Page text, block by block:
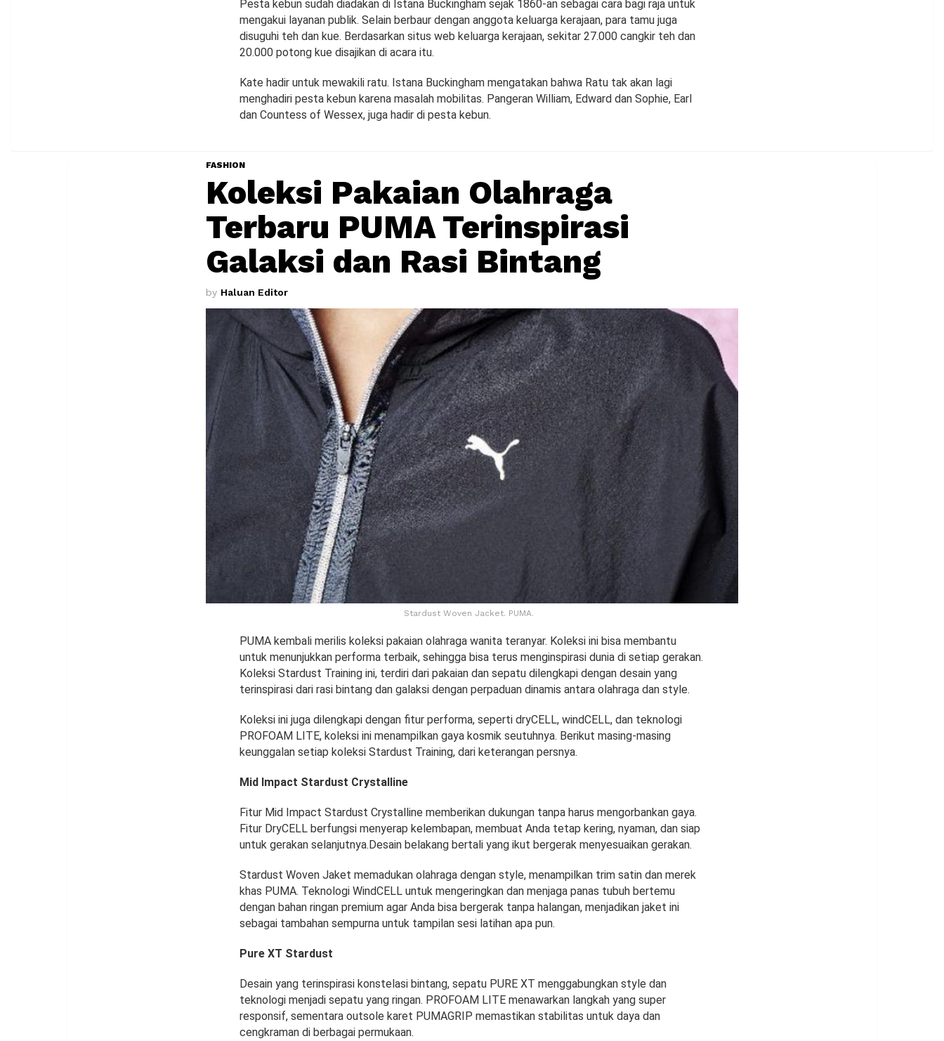
Pesta kebun sudah diadakan di Istana Buckingham sejak 1860-an sebagai cara bagi raja untuk
mengakui layanan publik. Selain berbaur dengan anggota keluarga kerajaan, para tamu juga
disuguhi teh dan kue. Berdasarkan situs web keluarga kerajaan, sekitar 27.000 cangkir teh dan
20.000 potong kue disajikan di acara itu.
Kate hadir untuk mewakili ratu. Istana Buckingham mengatakan bahwa Ratu tak akan lagi
menghadiri pesta kebun karena masalah mobilitas. Pangeran William, Edward dan Sophie, Earl
dan Countess of Wessex, juga hadir di pesta kebun.
FASHION
Koleksi Pakaian Olahraga
Terbaru PUMA Terinspirasi
Galaksi dan Rasi Bintang
by Haluan Editor
Stardust Woven Jacket. PUMA.
PUMA kembali merilis koleksi pakaian olahraga wanita teranyar. Koleksi ini bisa membantu
untuk menunjukkan performa terbaik, sehingga bisa terus menginspirasi dunia di setiap gerakan.
Koleksi Stardust Training ini, terdiri dari pakaian dan sepatu dilengkapi dengan desain yang
terinspirasi dari rasi bintang dan galaksi dengan perpaduan dinamis antara olahraga dan style.
Koleksi ini juga dilengkapi dengan fitur performa, seperti dryCELL, windCELL, dan teknologi
PROFOAM LITE, koleksi ini menampilkan gaya kosmik seutuhnya. Berikut masing-masing
keunggalan setiap koleksi Stardust Training, dari keterangan persnya.
Mid Impact Stardust Crystalline
Fitur Mid Impact Stardust Crystalline memberikan dukungan tanpa harus mengorbankan gaya.
Fitur DryCELL berfungsi menyerap kelembapan, membuat Anda tetap kering, nyaman, dan siap
untuk gerakan selanjutnya.Desain belakang bertali yang ikut bergerak menyesuaikan gerakan.
Stardust Woven Jaket memadukan olahraga dengan style, menampilkan trim satin dan merek
khas PUMA. Teknologi WindCELL untuk mengeringkan dan menjaga panas tubuh bertemu
dengan bahan ringan premium agar Anda bisa bergerak tanpa halangan, menjadikan jaket ini
sebagai tambahan sempurna untuk tampilan sesi latihan apa pun.
Pure XT Stardust
Desain yang terinspirasi konstelasi bintang, sepatu PURE XT menggabungkan style dan
teknologi menjadi sepatu yang ringan. PROFOAM LITE menawarkan langkah yang super
responsif, sementara outsole karet PUMAGRIP memastikan stabilitas untuk daya dan
cengkraman di berbagai permukaan.